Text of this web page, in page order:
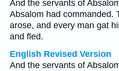
And the servants of
Absalom had commanded.
arose, and every man gat
and fled.
English Revised Version
And the servants of